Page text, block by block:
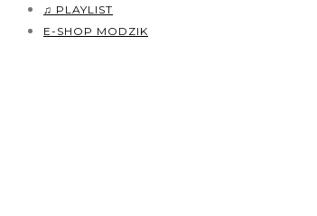
♫ PLAYLIST
E-SHOP MODZIK